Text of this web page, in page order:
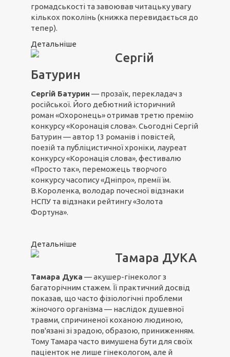
громадськості та завоював читацьку увагу
кількох поколінь (книжка перевидається до
тепер).
Детальніше
Сергій
Батурин
Сергій Батурин — прозаїк, перекладач з
російської. Його дебютний історичний
роман «Охоронець» отримав третю премію
конкурсу «Коронація слова». Сьогодні Сергій
Батурин — автор 13 романів і повістей,
поезій та публіцистичної хроніки, лауреат
конкурсу «Коронація слова», фестивалю
«Просто так», переможець творчого
конкурсу часопису «Дніпро», премії їм.
В.Короленка, володар почесної відзнаки
НСПУ та відзнаки рейтингу «Золота
Фортуна».
Детальніше
Тамара ДУКА
Тамара Дука — акушер-гінеколог з
багаторічним стажем. Її практичний досвід
показав, що часто фізіологічні проблеми
жіночого організма — наслідок душевної
травми, спричиненої коханою людиною,
пов'язані зі зрадою, образою, приниженням.
Тому Тамара часто вимушена бути для своїх
паціенток не лише гінекологом, але й